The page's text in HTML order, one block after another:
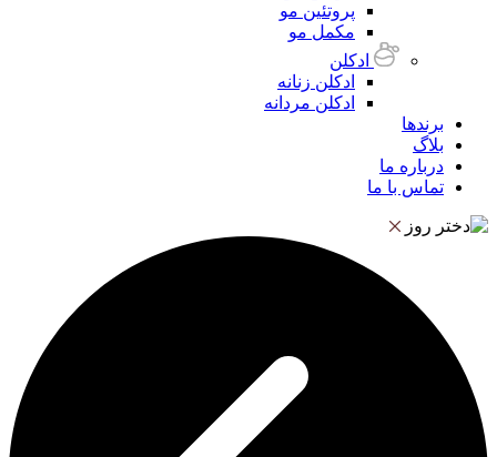
پروتئین مو
مکمل مو
ادکلن
ادکلن زنانه
ادکلن مردانه
برندها
بلاگ
درباره ما
تماس با ما